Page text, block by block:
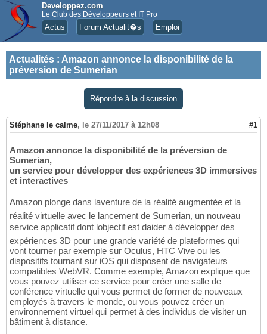
Developpez.com
Le Club des Développeurs et IT Pro
Actus Forum Actualit�s Emploi
Actualités : Amazon annonce la disponibilité de la
préversion de Sumerian
Répondre à la discussion
Stéphane le calme, le 27/11/2017 à 12h08 #1
Amazon annonce la disponibilité de la préversion de
Sumerian,
un service pour développer des expériences 3D immersives
et interactives
Amazon plonge dans laventure de la réalité augmentée et la
réalité virtuelle avec le lancement de Sumerian, un nouveau
service applicatif dont lobjectif est daider à développer des
expériences 3D pour une grande variété de plateformes qui
vont tourner par exemple sur Oculus, HTC Vive ou les
dispositifs tournant sur iOS qui disposent de navigateurs
compatibles WebVR. Comme exemple, Amazon explique que
vous pouvez utiliser ce service pour créer une salle de
conférence virtuelle qui vous permet de former de nouveaux
employés à travers le monde, ou vous pouvez créer un
environnement virtuel qui permet à des individus de visiter un
bâtiment à distance.